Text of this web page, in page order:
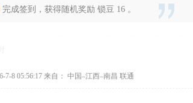
完成签到，获得随机奖励 锁豆 16 。
7-8 05:56:17 来自： 中国–江西–南昌 联通